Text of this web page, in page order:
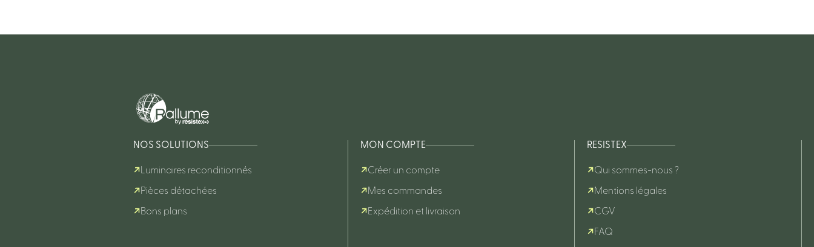
NOS SOLUTIONS
Luminaires reconditionnés
Pièces détachées
Bons plans
MON COMPTE
Créer un compte
Mes commandes
Expédition et livraison
RESISTEX
Qui sommes-nous ?
Mentions légales
CGV
FAQ